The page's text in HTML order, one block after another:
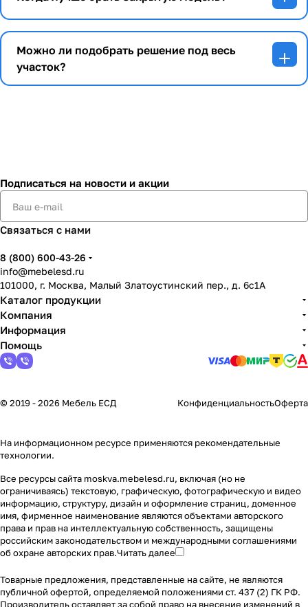
Можно ли подобрать решение под весь
участок?
Подписаться на новости и акции
Связаться с нами
8 (800) 600-43-26
info@mebelesd.ru
101000, г. Москва, Малый Златоустинский пер., д. 6с1А
Каталог продукции
Компания
Информация
Помощь
© 2019 - 2026 Мебель ЕСД КонфиденциальностьОферта
На информационном ресурсе применяются рекомендательные
технологии.
Все ресурсы сайта moskva.mebelesd.ru, включая (но не
ограничиваясь) текстовую, графическую, фотографическую и видео
информацию, структуру, дизайн и оформление страниц, доменное
имя, фирменное наименование являются объектами авторского
права и прав на интеллектуальную собственность, защищены
российским законодательством и международными соглашениями
об охране авторских прав.Читать далее
Товарные предложения, представленные на сайте, не являются
публичной офертой, определяемой положениями ст. 437 (2) ГК РФ.
Производитель оставляет за собой право на внесение изменений в